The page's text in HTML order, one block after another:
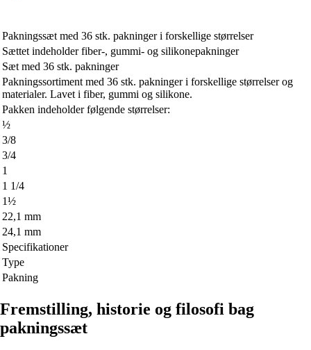
Pakningssæt med 36 stk. pakninger i forskellige størrelser
Sættet indeholder fiber-, gummi- og silikonepakninger
Sæt med 36 stk. pakninger
Pakningssortiment med 36 stk. pakninger i forskellige størrelser og
materialer. Lavet i fiber, gummi og silikone.
Pakken indeholder følgende størrelser:
½
3/8
3/4
1
1 1/4
1½
22,1 mm
24,1 mm
Specifikationer
Type
Pakning
Fremstilling, historie og filosofi bag
pakningssæt